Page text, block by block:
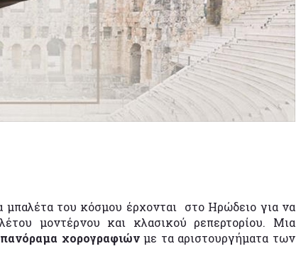
μπαλέτα του κόσμου έρχονται στο Ηρώδειο για να
μοντέρνου και κλασικού ρεπερτορίου. Μια
πανόραμα χορογραφιώνμε τα αριστουργήματα των